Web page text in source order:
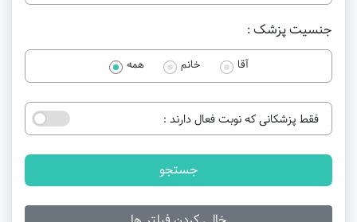
جنسیت پزشک :
آقا خانم همه
فقط پزشکانی که نوبت فعال دارند :
جستجو